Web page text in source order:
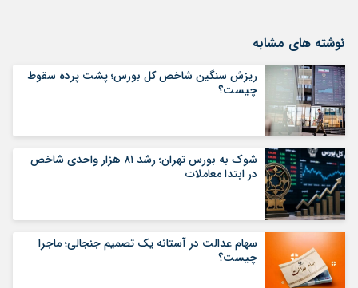
نوشته های مشابه
ریزش سنگین شاخص کل بورس؛ پشت پرده سقوط
چیست؟
شوک به بورس تهران؛ رشد ۸۱ هزار واحدی شاخص
در ابتدا معاملات
سهام عدالت در آستانه یک تصمیم جنجالی؛ ماجرا
چیست؟